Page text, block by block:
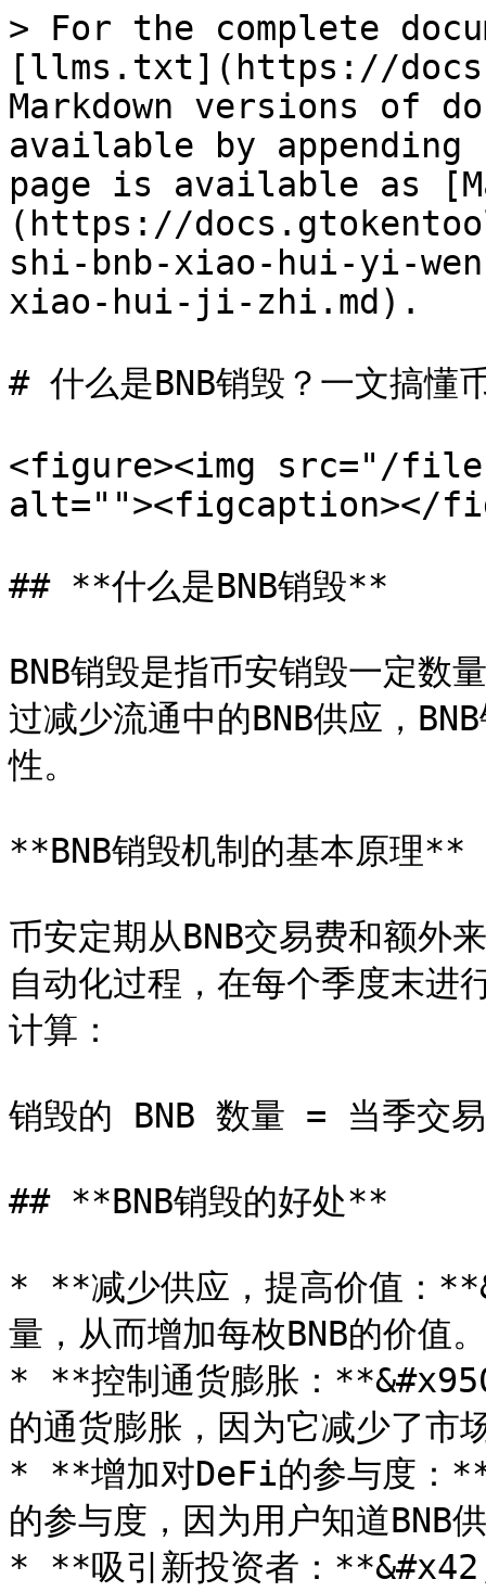
> For the complete
[llms.txt](https://
Markdown versions of
available by
page is available as
(https://
shi-bnb-xiao-hui-yi-
xiao-hui-ji-zhi.md).
# 什么是BNB销毁？一文搞懂
<figure><img src="/files/
alt=""><figcaption></
## **什么是BNB销毁**
BNB销毁是指币安销毁一定数
过减少流通中的BNB供应，
性。
**BNB销毁机制的基本原理**
币安定期从BNB交易费和额外
自动化过程，在每个季度末进
计算：
销毁的 BNB 数量 = 当季交
## **BNB销毁的好处**
* **减少供应，提高价值：
量，从而增加每枚BNB的价值。
* **控制通货膨胀：
的通货膨胀，因为它减少了市
* **增加对DeFi的参与度：
的参与度，因为用户知道BNB
* **吸引新投资者：